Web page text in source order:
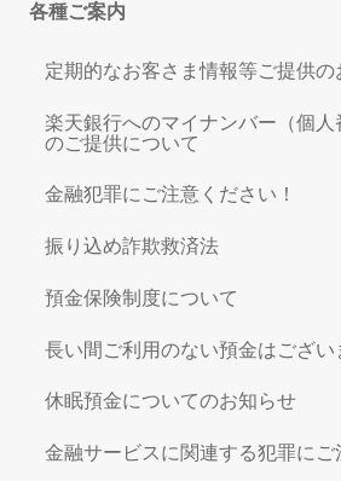
各種ご案内
定期的なお客さま情報等ご提供の
楽天銀行へのマイナンバー（個
のご提供について
金融犯罪にご注意ください！
振り込め詐欺救済法
預金保険制度について
長い間ご利用のない預金はござい
休眠預金についてのお知らせ
金融サービスに関連する犯罪にご